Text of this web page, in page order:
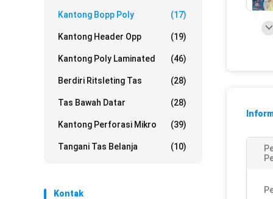
Kantong Bopp Poly (17)
Kantong Header Opp (19)
Kantong Poly Laminated (46)
Berdiri Ritsleting Tas (28)
Tas Bawah Datar (28)
Kantong Perforasi Mikro (39)
Tangani Tas Belanja (10)
Kontak